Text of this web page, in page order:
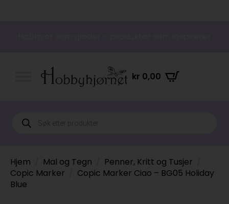
kr 0,00
Products
search
Hjem Mal og Tegn
Penner, Kritt og Tusjer
Copic Marker
Copic Marker Ciao – BG05 Holiday
Blue